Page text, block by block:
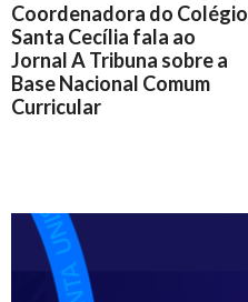
Coordenadora do Colégio
Santa Cecília fala ao
Jornal A Tribuna sobre a
Base Nacional Comum
Curricular